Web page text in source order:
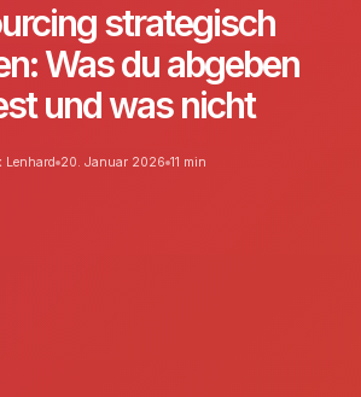
strategisch
Was du abgeben
und was nicht
Lenhard 20. Januar 2026 11 min